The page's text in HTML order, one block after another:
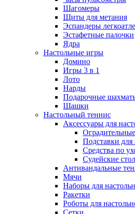
Шагомеры
Щиты для метания
Эспандеры
Эстафетные палочки
Ядра
Настольные игры
Домино
Игры 3 в 1
Лото
Нарды
Подарочные
Шашки
Настольный теннис
Аксессуары для
Подставки для
Средства по
Судейские
Антивандальные
Мячи
Наборы для
Ракетки
Роботы для
Сетки